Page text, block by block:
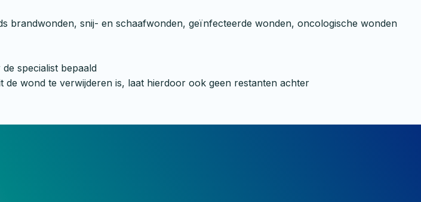
brandwonden, snij- en schaafwonden, geïnfecteerde wonden, oncologische wonden
specialist bepaald
wond te verwijderen is, laat hierdoor ook geen restanten achter